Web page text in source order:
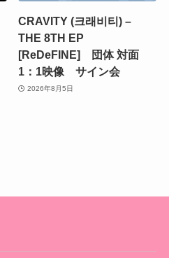
CRAVITY (크래비티) –
THE 8TH EP
[ReDeFINE] 団体 対面
1：1映像 サイン会
2026年8月5日